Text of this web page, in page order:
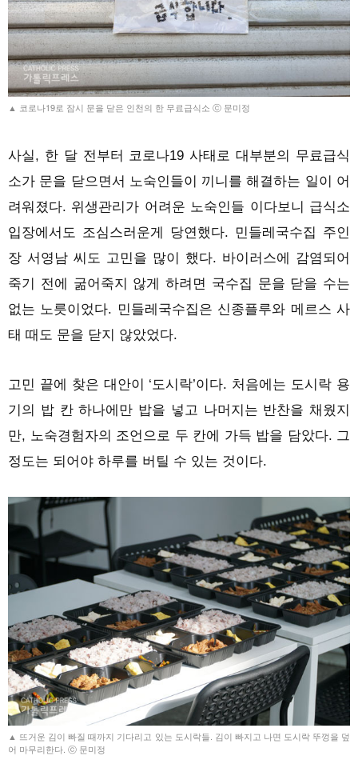
▲ 코로나19로 잠시 문을 닫은 인천의 한 무료급식소 ⓒ 문미정
사실, 한 달 전부터 코로나19 사태로 대부분의 무료급식
소가 문을 닫으면서 노숙인들이 끼니를 해결하는 일이 어
려워졌다. 위생관리가 어려운 노숙인들 이다보니 급식소
입장에서도 조심스러운게 당연했다. 민들레국수집 주인
장 서영남 씨도 고민을 많이 했다. 바이러스에 감염되어
죽기 전에 굶어죽지 않게 하려면 국수집 문을 닫을 수는
없는 노릇이었다. 민들레국수집은 신종플루와 메르스 사
태 때도 문을 닫지 않았었다.
고민 끝에 찾은 대안이 ‘도시락’이다. 처음에는 도시락 용
기의 밥 칸 하나에만 밥을 넣고 나머지는 반찬을 채웠지
만, 노숙경험자의 조언으로 두 칸에 가득 밥을 담았다. 그
정도는 되어야 하루를 버틸 수 있는 것이다.
▲ 뜨거운 김이 빠질 때까지 기다리고 있는 도시락들. 김이 빠지고 나면 도시락 뚜껑을 덮
어 마무리한다. ⓒ 문미정